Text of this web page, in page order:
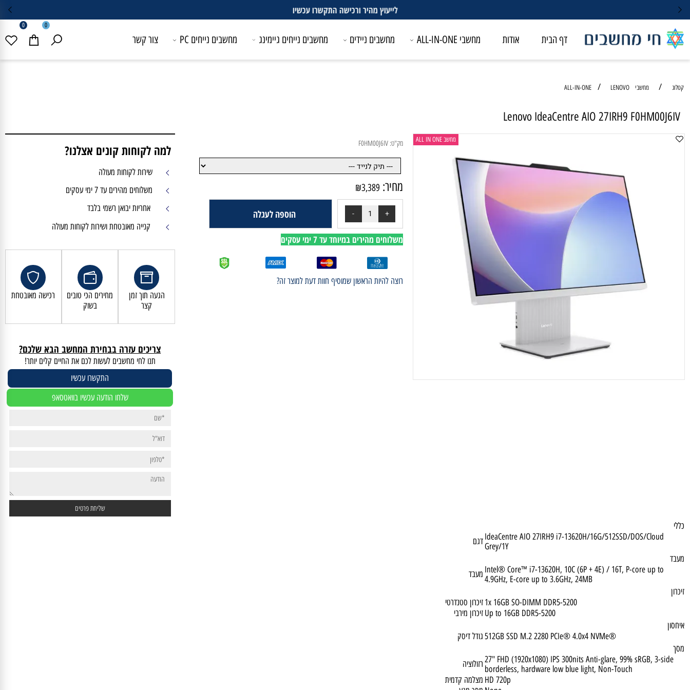
לייעוץ מהיר ורכישה התקשרו עכשיו
0 0
דף הבית מחשבי ALL-IN-ONE מחשבים ניידים מחשבים נייחים גיימינג מחשבים נייחים PC צור קשר
מחשבי ALL-IN-ONE / LENOVO
Lenovo IdeaCentre AIO 27IRH9
F0HM00J6IV
מחיר: ₪ 3,389
משלוחים מהירים במיוחד עד 7 ימי עסקים
למה לקוחות קונים אצלנו?
שירות לקוחות מעולה
אחריות יבואן רשמי בלבד
הגעה תוך זמן מחירים הכי טובים
צריכים עזרה בבחירת המחשב הבא שלכם?
תנו לחי מחשבים לעשות לכם את החיים קלים יותר!
התקשרו עכשיו
IdeaCentre AIO 27IRH9 i7-13620H/16G/512SSD/DOS/
Grey/1Y דגם
Intel® Core™ i7-13620H, 10C (6P + 4E) / 16T, P-core up
4.9GHz, E-core up to 3.6GHz, 24MBמעבד
Up to 16GB DDR5-5200 זיכרון מירבי
512GB SSD M.2 2280 PCIe® 4.0x4 NVMe® גודל דיסק
27" FHD (1920x1080) IPS 300nits Anti-glare, 99% sRGB,